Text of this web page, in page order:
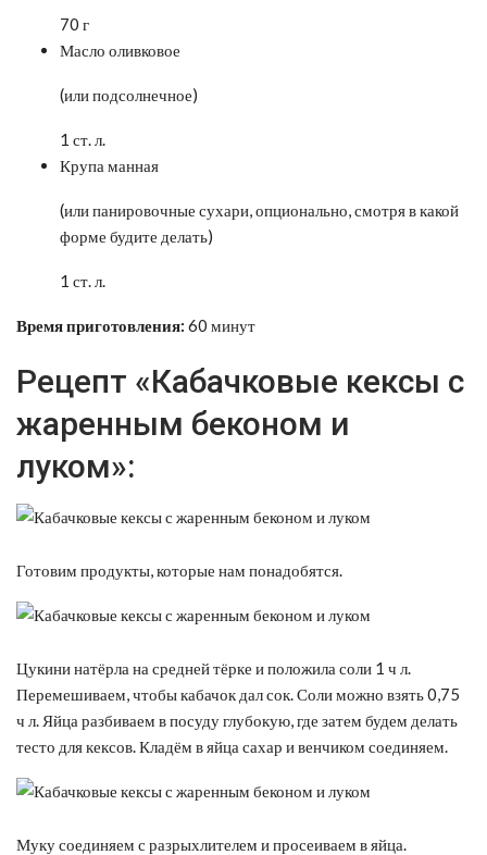
70 г
Масло оливковое
(или подсолнечное)
1 ст. л.
Крупа манная
(или панировочные сухари, опционально, смотря в какой
форме будите делать)
1 ст. л.
Время приготовления: 60 минут
Рецепт «Кабачковые кексы с
жаренным беконом и
луком»:
Готовим продукты, которые нам понадобятся.
Цукини натёрла на средней тёрке и положила соли 1 ч л.
Перемешиваем, чтобы кабачок дал сок. Соли можно взять 0,75
ч л. Яйца разбиваем в посуду глубокую, где затем будем делать
тесто для кексов. Кладём в яйца сахар и венчиком соединяем.
Муку соединяем с разрыхлителем и просеиваем в яйца.